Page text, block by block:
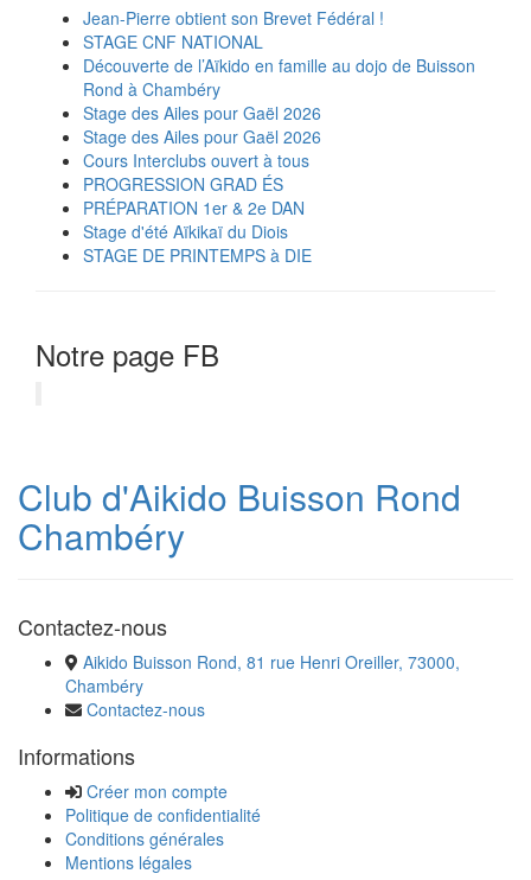
Jean-Pierre obtient son Brevet Fédéral !
STAGE CNF NATIONAL
Découverte de l’Aïkido en famille au dojo de Buisson
Rond à Chambéry
Stage des Ailes pour Gaël 2026
Stage des Ailes pour Gaël 2026
Cours Interclubs ouvert à tous
PROGRESSION GRAD ÉS
PRÉPARATION 1er & 2e DAN
Stage d'été Aïkikaï du Diois
STAGE DE PRINTEMPS à DIE
Notre page FB
Club d'Aikido Buisson Rond
Chambéry
Contactez-nous
Aikido Buisson Rond, 81 rue Henri Oreiller, 73000,
Chambéry
Contactez-nous
Informations
Créer mon compte
Politique de confidentialité
Conditions générales
Mentions légales